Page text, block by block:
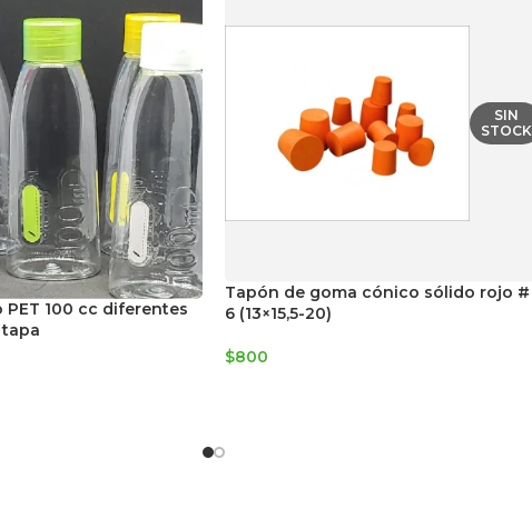
PET 100 cc diferentes
SIN
STOCK
Tapón de goma cónico sólido rojo #
6 (13×15,5-20)
$800